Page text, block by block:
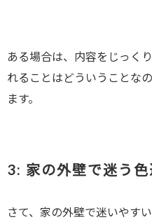
ある場合は、内容をじっく
れることはどういうことな
ます。
3: 家の外壁で迷う
さて、家の外壁で迷いやす